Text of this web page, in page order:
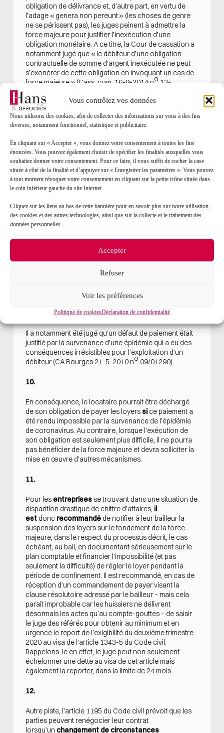
Vous contrôlez vos données
Nous utilisons des cookies, afin de collecter des informations sur vous à des fins
diverses, notamment fonctionnel, statistique et publicitaire.
En cliquant sur « Accepter », vous donnez votre consentement à toutes les fins
énoncées. Vous pouvez également choisir de spécifier les finalités auxquelles vous
souhaitez donner votre consentement. Pour ce faire, il vous suffit de cocher la case
située à côté de la finalité et d’appuyer sur « Enregistrer les paramètres ». Vous pouvez
à tout moment révoquer votre consentement en cliquant sur la petite icône située dans
le coin inférieur gauche du site Internet.
Cliquez sur les liens au bas de cette bannière pour en savoir plus sur notre utilisation
des cookies et des autres technologies, ainsi que sur la collecte et le traitement des
données personnelles.
Accepter
Refuser
Voir les préférences
Politique de cookiesDéclaration de confidentialité
obligation de délivrance et, d’autre part, en vertu de
l’adage « genera non pereunt » (les choses de genre
ne se périssent pas), les juges peinent à admettre la
force majeure pour justifier l’inexécution d’une
obligation monétaire. A ce titre, la Cour de cassation a
notamment jugé que « le débiteur d’une obligation
contractuelle de somme d’argent inexécutée ne peut
s’exonérer de cette obligation en invoquant un cas de
force majeure » (Cass. com. 16-9-2014 no 13-
9.
l’argent, qui est une chose fongible, peut toujours être
remplacée, de sorte qu’il ne serait pas impossible pour
le locataire de payer ses loyers. Ainsi, dès lors qu’il
n’est pas impossible pour le débiteur d’exécuter son
obligation, mais que cette exécution est seulement
rendue plus difficile par les circonstances, la force
1976, no75-14.625 : Bull. civ. IV no186). Au contraire,
lorsque le débiteur parvient à prouver que l’exécution
de l’obligation était rendue impossible en raison de la
serait caractérisé et la force majeure retenue (CA Paris
15/04263 : « Le caractère avéré de
mois de décembre 2013, même à la considérer comme
facto que la baisse ou l’absence de trésorerie
faute d’éléments comptables »).
Il a notamment été jugé qu’un défaut de paiement était
justifié par la survenance d’une épidémie qui a eu des
conséquences irrésistibles pour l’exploitation d’un
débiteur (CA Bourges 21-5-2010 no 09/01290).
10.
En conséquence, le locataire pourrait être déchargé
de son obligation de payer les loyerssice paiement a
été rendu impossible par la survenance de l’épidémie
de coronavirus. Au contraire, lorsque l’exécution de
son obligation est seulement plus difficile, il ne pourra
pas bénéficier de la force majeure et devra solliciter la
mise en œuvre d’autres mécanismes.
11.
Pour les entreprisesse trouvant dans une situation de
disparition drastique de chiffre d’affaires, il
estdonc recommandéde notifier à leur bailleur la
suspension des loyers sur le fondement de la force
majeure, dans le respect du processus décrit, le cas
échéant, au bail, en documentant sérieusement sur le
plan comptable et financier l’impossibilité (et pas
seulement la difficulté) de régler le loyer pendant la
période de confinement. Il est recommandé, en cas de
réception d’un commandement de payer visant la
clause résolutoire adressé par le bailleur – mais cela
paraît improbable car les huissiers ne délivrent
désormais les actes qu’au compte-gouttes – de saisir
le juge des référés pour obtenir au minimum et en
urgence le report de l’exigibilité du deuxième trimestre
2020 au visa de l’article 1343-5 du Code civil.
Rappelons-le en effet, le juge peut non seulement
échelonner une dette au visa de cet article mais
également la reporter, dans la limite de 24 mois.
12.
Autre piste, l’article 1195 du Code civil prévoit que les
parties peuvent renégocier leur contrat
lorsqu’un changement de circonstances